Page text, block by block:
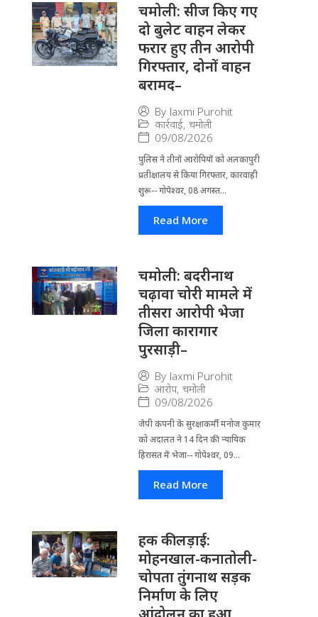
चमोली: सीज किए गए
दो बुलेट वाहन लेकर
फरार हुए तीन आरोपी
गिरफ्तार, दोनों वाहन
बरामद–
By laxmi Purohit
कार्रवाई, चमोली
09/08/2026
पुलिस ने तीनों आरोपियों को अलकापुरी
प्रतीक्षालय से किया गिरफ्तार, कारवाही
शुरू-- गोपेश्वर, 08 अगस्त...
Read More
चमोली: बदरीनाथ
चढ़ावा चोरी मामले में
तीसरा आरोपी भेजा
जिला कारागार
पुरसाड़ी–
By laxmi Purohit
आरोप, चमोली
09/08/2026
जेपी कंपनी के सुरक्षाकर्मी मनोज कुमार
को अदालत ने 14 दिन की न्यायिक
हिरासत में भेजा-- गोपेश्वर, 09...
Read More
हक की लड़ाई:
मोहनखाल-कनातोली-
चोपता तुंगनाथ सड़क
निर्माण के लिए